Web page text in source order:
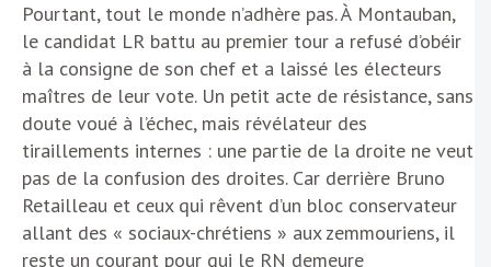
Pourtant, tout le monde n’adhère pas. À Montauban,
le candidat LR battu au premier tour a refusé d’obéir
à la consigne de son chef et a laissé les électeurs
maîtres de leur vote. Un petit acte de résistance, sans
doute voué à l’échec, mais révélateur des
tiraillements internes : une partie de la droite ne veut
pas de la confusion des droites. Car derrière Bruno
Retailleau et ceux qui rêvent d’un bloc conservateur
allant des « sociaux-chrétiens » aux zemmouriens, il
reste un courant pour qui le RN demeure